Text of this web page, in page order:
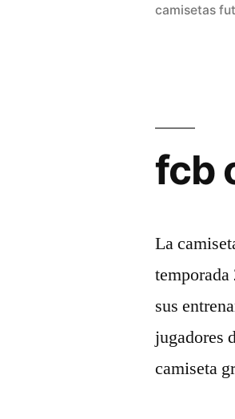
camisetas
fcb
La
temporada
sus
jugadores
camiseta